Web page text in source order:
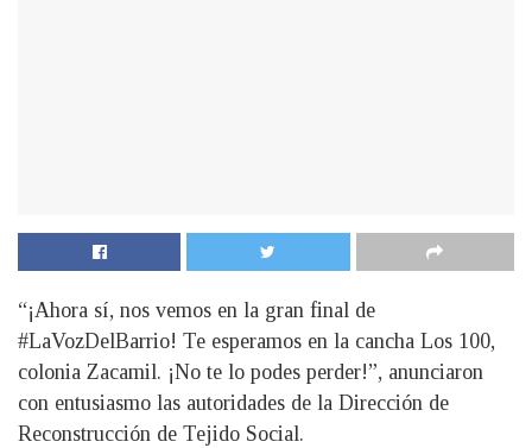
“¡Ahora sí, nos vemos en la gran final de
#LaVozDelBarrio! Te esperamos en la cancha Los 100,
colonia Zacamil. ¡No te lo podes perder!”, anunciaron
con entusiasmo las autoridades de la Dirección de
Reconstrucción de Tejido Social.